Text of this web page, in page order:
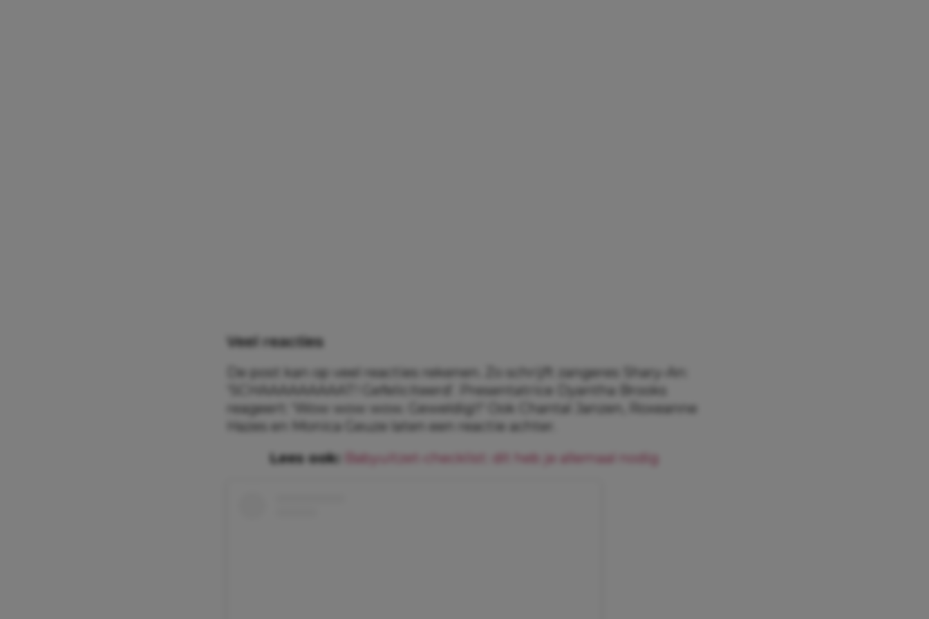
Veel reacties
De post kan op veel reacties rekenen. Zo schrijft zangeres Shary-An:
‘SCHAAAAAAAAAT! Gefeliciteerd’. Presentatrice Dyantha Brooks
reageert: ‘Wow wow wow. Geweldig!!’ Ook Chantal Janzen, Roxeanne
Hazes en Monica Geuze laten een reactie achter.
Lees ook:
Babyuitzet-checklist: dít heb je allemaal nodig